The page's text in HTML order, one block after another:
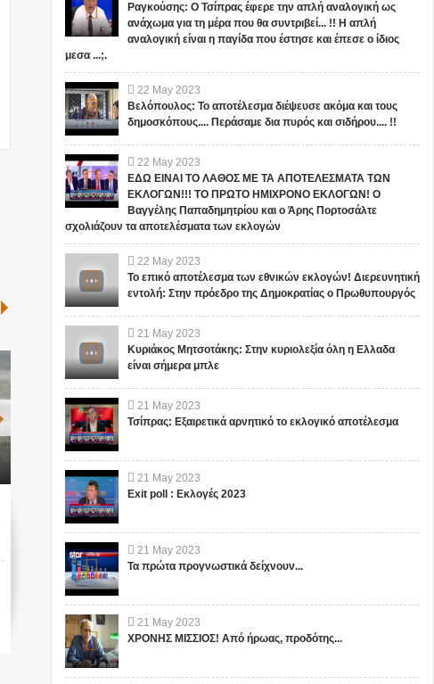
The Palpa Lines: Αυτά
μυστηριώδη γιγάντια
σχήματα είναι 1000
χρόνια παλαιότερα από
της Nazca (Βίντεο)
Γιγαντιαία σχήματα που
χαράχτηκαν στο έδαφος στην
περιοχή Palpa στο νότιο
Περού, κοντά στις γραμμές...
που χρησιμοποιούσαν οι
τη διάρκεια
τελετουργικών
πολιτισμούς. Δεν...
Ραγκούσης: Ο Τσίπρας έφερε την απλή αναλογική ως
ανάχωμα για τη μέρα που θα συντριβεί... !! Η απλή
αναλογική είναι η παγίδα που έστησε και έπεσε ο ίδιος
μεσα ...;.
22 May 2023
Βελόπουλος: Το αποτέλεσμα διέψευσε ακόμα και τους
δημοσκόπους.... Περάσαμε δια πυρός και σιδήρου.... !!
22 May 2023
ΕΔΩ ΕΙΝΑΙ ΤΟ ΛΑΘΟΣ ΜΕ ΤΑ ΑΠΟΤΕΛΕΣΜΑΤΑ ΤΩΝ
ΕΚΛΟΓΩΝ!!! ΤΟ ΠΡΩΤΟ ΗΜΙΧΡΟΝΟ ΕΚΛΟΓΩΝ! Ο
Βαγγέλης Παπαδημητρίου και ο Άρης Πορτοσάλτε
σχολιάζουν τα αποτελέσματα των εκλογών
22 May 2023
Το επικό αποτέλεσμα των εθνικών εκλογών! Διερευνητική
εντολή: Στην πρόεδρο της Δημοκρατίας ο Πρωθυπουργός
21 May 2023
Κυριάκος Μητσοτάκης: Στην κυριολεξία όλη η Ελλαδα
είναι σήμερα μπλε
21 May 2023
Τσίπρας: Εξαιρετικά αρνητικό το εκλογικό αποτέλεσμα
21 May 2023
Exit poll : Εκλογές 2023
21 May 2023
Τα πρώτα προγνωστικά δείχνουν...
21 May 2023
ΧΡΟΝΗΣ ΜΙΣΣΙΟΣ! Από ήρωας, προδότης...